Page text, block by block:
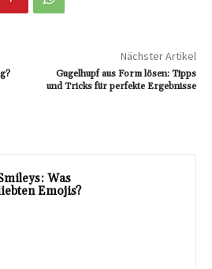
Nächster Artikel
Gugelhupf aus Form lösen: Tipps
und Tricks für perfekte Ergebnisse
Was
Emojis?